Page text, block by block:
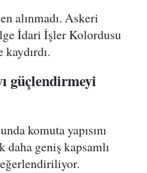
alınmadı. Askeri
İdari İşler Kolordusu
güçlendirmeyi
komuta yapısını
geniş kapsamlı